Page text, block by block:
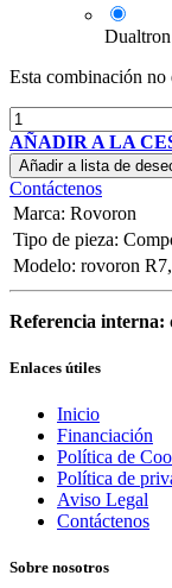
Esta combinación no
AÑADIR A LA
Añadir a lista de
Contáctenos
Marca: Rovoron
Tipo de pieza:
Modelo: rovoron R7,
Referencia interna:
Enlaces útiles
Inicio
Financiación
Política de
Política de
Aviso Legal
Contáctenos
Sobre nosotros